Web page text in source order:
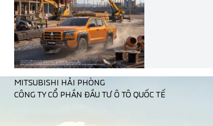
MITSUBISHI HẢI PHÒNG
CÔNG TY CỔ PHẦN ĐẦU TƯ Ô TÔ QUỐC TẾ